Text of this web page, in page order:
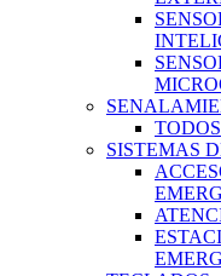
TODOS
SISTEMAS